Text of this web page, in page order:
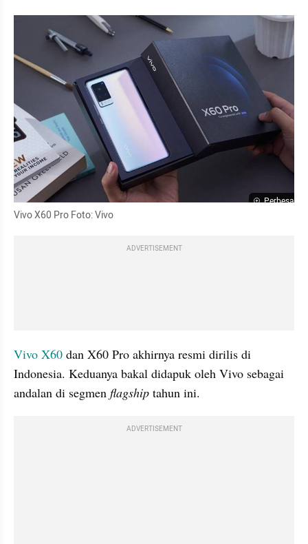
Perbesar
Vivo X60 Pro Foto: Vivo
ADVERTISEMENT
Vivo X60 dan X60 Pro akhirnya resmi dirilis di
Indonesia. Keduanya bakal didapuk oleh Vivo sebagai
andalan di segmen flagship tahun ini.
ADVERTISEMENT